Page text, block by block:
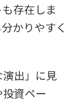
存在しま
かりやすく
出」に見
資ペー